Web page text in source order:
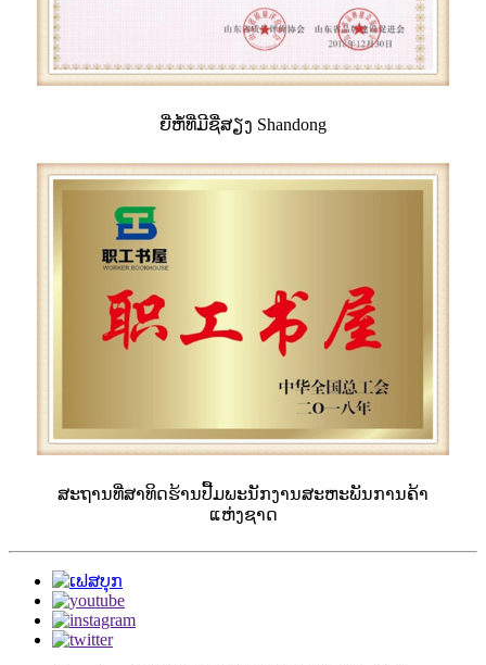
ຍີ່ຫໍ້ທີ່ມີຊື່ສຽງ Shandong
ສະຖານທີ່ສາທິດຮ້ານປື້ມພະນັກງານສະຫະພັນການຄ້າ
ແຫ່ງຊາດ